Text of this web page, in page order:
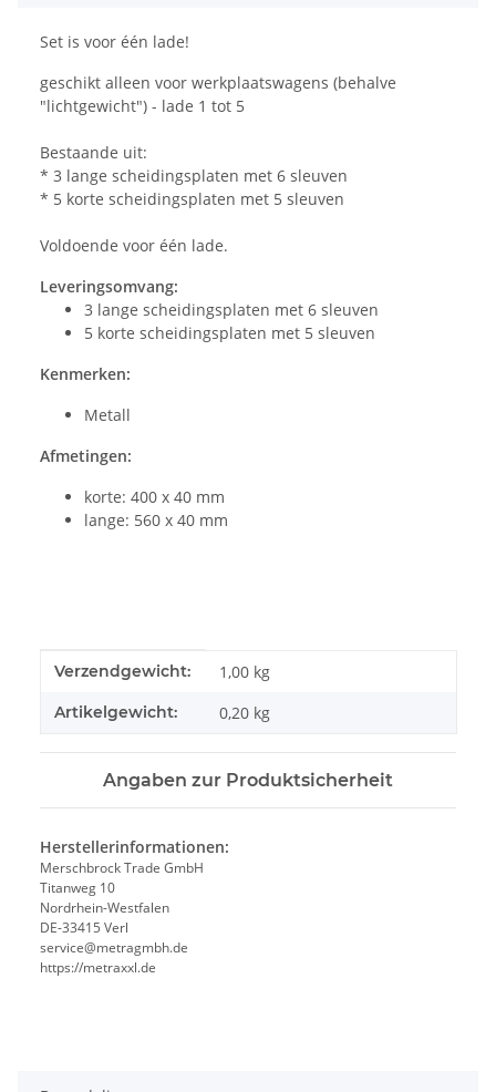
Set is voor één lade!
geschikt alleen voor werkplaatswagens (behalve
"lichtgewicht") - lade 1 tot 5
Bestaande uit:
* 3 lange scheidingsplaten met 6 sleuven
* 5 korte scheidingsplaten met 5 sleuven
Voldoende voor één lade.
Leveringsomvang:
3 lange scheidingsplaten met 6 sleuven
5 korte scheidingsplaten met 5 sleuven
Kenmerken:
Metall
Afmetingen:
korte: 400 x 40 mm
lange: 560 x 40 mm
#productDetails.itemInformation#
#productDetails.itemValue#
Verzendgewicht: 1,00 kg
Artikelgewicht: 0,20 kg
Angaben zur Produktsicherheit
Herstellerinformationen:
Merschbrock Trade GmbH
Titanweg 10
Nordrhein-Westfalen
DE-33415 Verl
service@metragmbh.de
https://metraxxl.de